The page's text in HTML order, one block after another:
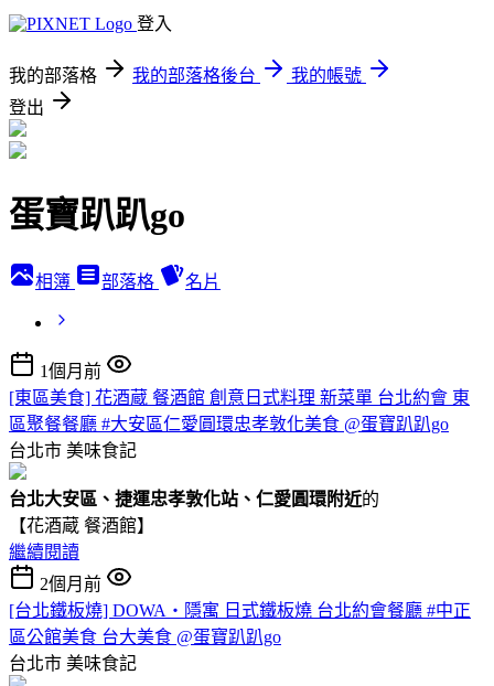
登入
我的部落格 我的部落格後台
我的帳號
登出
蛋寶趴趴go
相簿 部落格 名片
1個月前
[東區美食] 花酒蔵 餐酒館 創意日式料理 新菜單 台北約會 東
區聚餐餐廳 #大安區仁愛圓環忠孝敦化美食 @蛋寶趴趴go
台北市 美味食記
台北大安區、捷運忠孝敦化站、仁愛圓環附近的
【花酒蔵 餐酒館】
繼續閱讀
2個月前
[台北鐵板燒] DOWA・隱寓 日式鐵板燒 台北約會餐廳 #中正
區公館美食 台大美食 @蛋寶趴趴go
台北市 美味食記